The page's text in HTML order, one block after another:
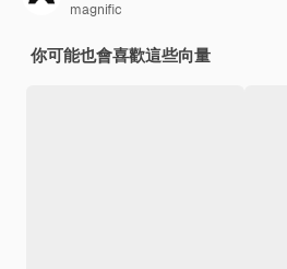
magnific
你可能也會喜歡這些向量